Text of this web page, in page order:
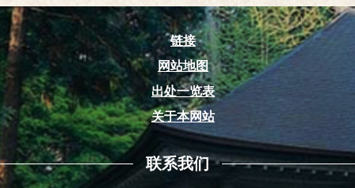
链接
网站地图
出处一览表
关于本网站
联系我们